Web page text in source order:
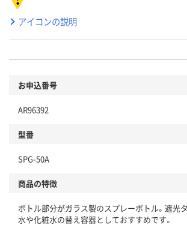
アイコンの説明
お申込番号
AR96392
型番
SPG-50A
商品の特徴
ボトル部分がガラス製のスプレーボトル。遮光
水や化粧水の替え容器としておすすめです。